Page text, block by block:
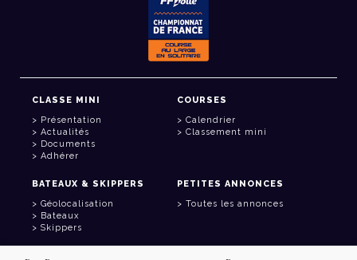
CLASSE MINI
Présentation
Actualités
Documents
Adhérer
COURSES
Calendrier
Classement mini
BATEAUX & SKIPPERS
Géolocalisation
Bateaux
Skippers
PETITES ANNONCES
Toutes les annonces